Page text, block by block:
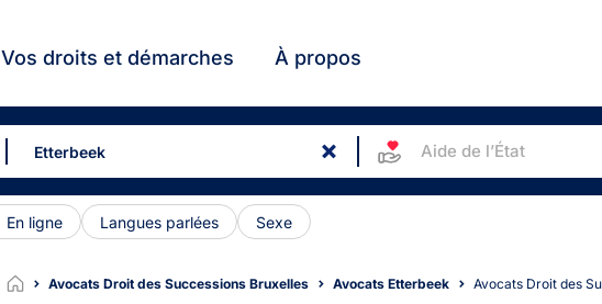
Vos droits et démarches À propos
Aide de l’État
En ligne Langues parlées Sexe
Avocats Droit des Successions Bruxelles Avocats Etterbeek Avocats Droit des